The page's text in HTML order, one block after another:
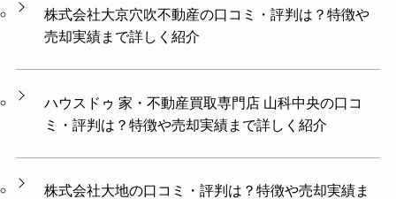
株式会社大京穴吹不動産の口コミ・評判は？特徴や
売却実績まで詳しく紹介
ハウスドゥ 家・不動産買取専門店 山科中央の口コ
ミ・評判は？特徴や売却実績まで詳しく紹介
株式会社大地の口コミ・評判は？特徴や売却実績ま